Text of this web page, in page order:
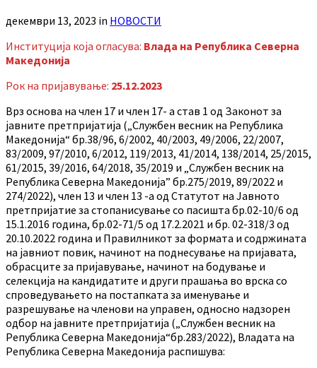
декември 13, 2023 in НОВОСТИ
Институција која огласува: Влада на Република Северна
Македонија
Рок на пријавување: 25.12.2023
Врз основа на член 17 и член 17- а став 1 од Законот за
јавните претпријатија („Службен весник на Република
Македонија“ бр.38/96, 6/2002, 40/2003, 49/2006, 22/2007,
83/2009, 97/2010, 6/2012, 119/2013, 41/2014, 138/2014, 25/2015,
61/2015, 39/2016, 64/2018, 35/2019 и „Службен весник на
Република Северна Македонија” бр.275/2019, 89/2022 и
274/2022), член 13 и член 13 -а од Статутот на Јавното
претпријатие за стопанисување со пасишта бр.02-10/6 од
15.1.2016 година, бр.02-71/5 од 17.2.2021 и бр. 02-318/3 од
20.10.2022 година и Правилникот за формата и содржината
на јавниот повик, начинот на поднесување на пријавата,
обрасците за пријавување, начинот на бодување и
селекција на кандидатите и други прашања во врска со
спроведувањето на постапката за именување и
разрешување на членови на управен, односно надзорен
одбор на јавните претпријатија („Службен весник на
Република Северна Македонија“бр.283/2022), Владата на
Република Северна Македонија распишува: